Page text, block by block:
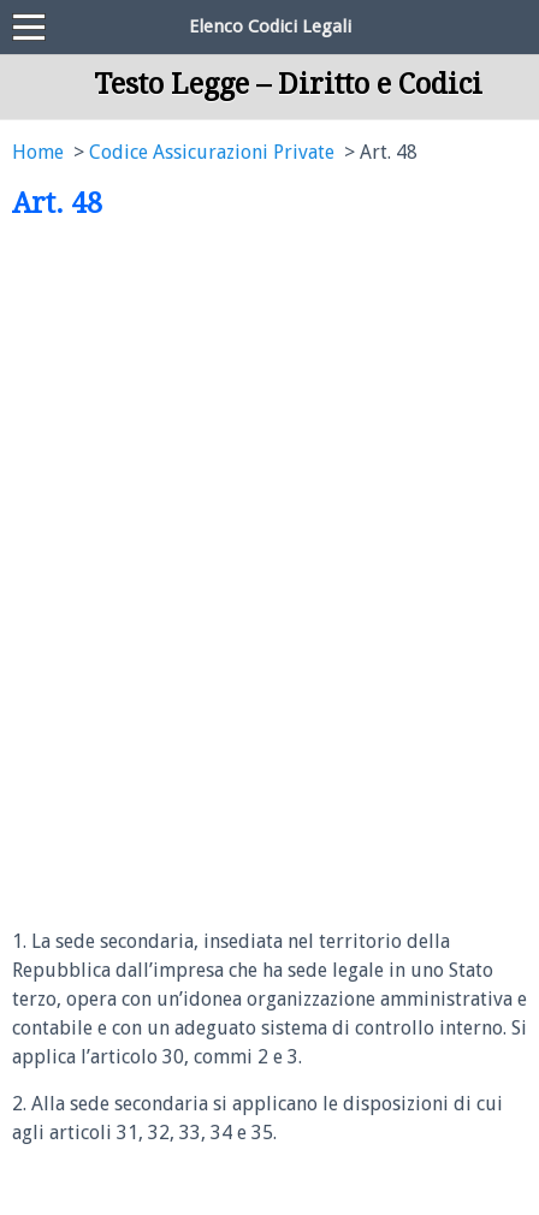
Elenco Codici Legali
Testo Legge – Diritto e Codici
Home Codice Assicurazioni Private Art. 48
Art. 48
1. La sede secondaria, insediata nel territorio della
Repubblica dall’impresa che ha sede legale in uno Stato
terzo, opera con un’idonea organizzazione amministrativa e
contabile e con un adeguato sistema di controllo interno. Si
applica l’articolo 30, commi 2 e 3.
2. Alla sede secondaria si applicano le disposizioni di cui
agli articoli 31, 32, 33, 34 e 35.